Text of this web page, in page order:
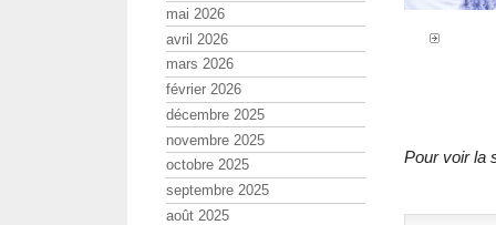
Pour voir la
mai 2026
avril 2026
mars 2026
février 2026
décembre 2025
novembre 2025
octobre 2025
septembre 2025
août 2025